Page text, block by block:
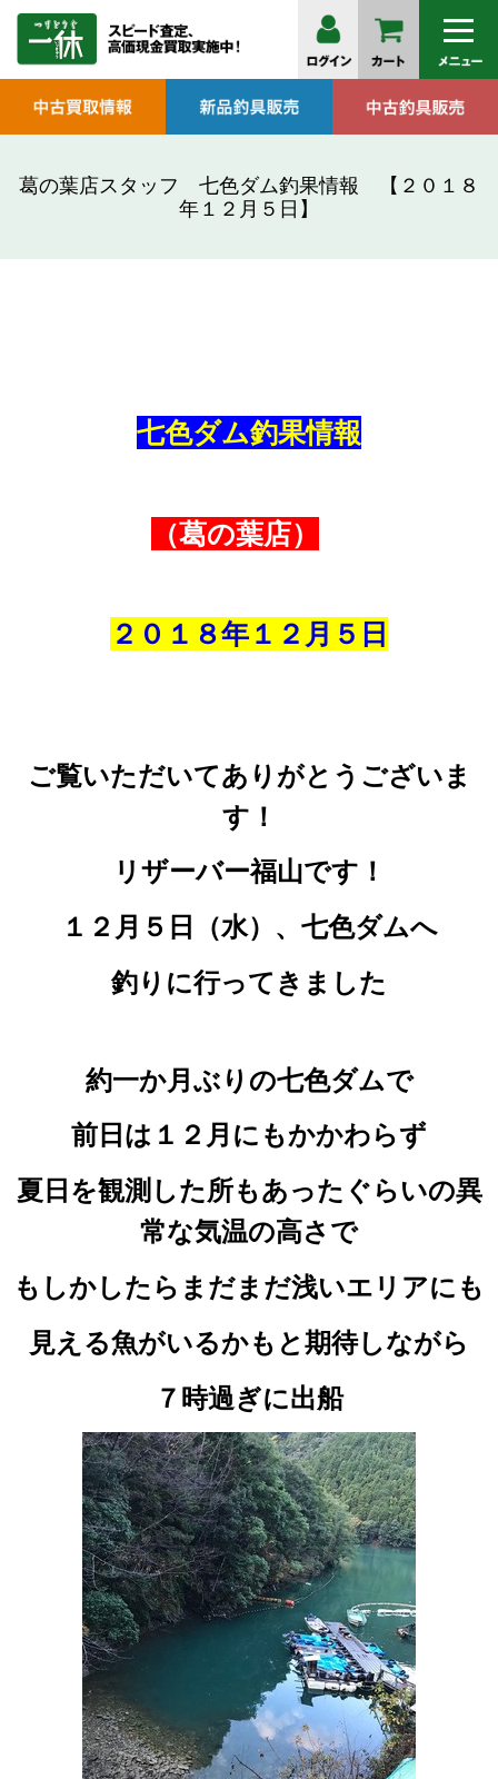
葛の葉店スタッフ 七色ダム釣果情報 【２０１８
年１２月５日】
七色ダム釣果情報
（葛の葉店）
２０１８年１２ 月 ５ 日
ご覧いただいてありがとうございま
す！
リザーバー福山です！
１２月５日（水）、 七色ダムへ
釣りに行ってきました
約一か月ぶりの七色ダムで
前日は１２月にもかかわらず
夏日を観測した所もあったぐらいの異
常な気温の高さで
もしかしたらまだまだ浅いエリアにも
見える魚がいるかもと期待しながら
７時過ぎに出船